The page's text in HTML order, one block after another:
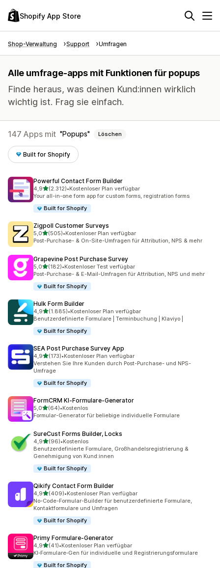
Shopify App Store
Shop-Verwaltung Support Umfragen
Alle umfrage-apps mit Funktionen für popups
Finde heraus, was deinen Kund:innen wirklich
wichtig ist. Frag sie einfach.
147 Apps mit Popups Löschen
Built for Shopify
Powerful Contact Form Builder
4,9von 5 Sternen
(2.312)
2312 Rezensionen insgesamt
•Kostenloser Plan verfügbar
Your all-in-one form app for custom forms, registration forms
Built for Shopify
Zigpoll Customer Surveys
5,0von 5 Sternen
(505)
505 Rezensionen insgesamt
•Kostenloser Plan verfügbar
Post-Purchase- & On-Site-Umfragen für Attribution, NPS & mehr
Grapevine Post Purchase Survey
5,0von 5 Sternen
(182)
182 Rezensionen insgesamt
•Kostenloser Test verfügbar
Post-Purchase- & E-Mail-Umfragen für Attribution, NPS und mehr
Built for Shopify
Hulk Form Builder
4,9von 5 Sternen
(1.885)
1885 Rezensionen insgesamt
•Kostenloser Plan verfügbar
Benutzerdefinierte Formulare | Terminbuchung | Klaviyo |
Built for Shopify
SEA Post Purchase Survey App
4,9von 5 Sternen
(173)
173 Rezensionen insgesamt
•Kostenloser Plan verfügbar
Verstehen Sie Ihre Kunden durch Post-Purchase- und NPS-
Umfrage
Built for Shopify
FormCRM KI‑Formulare‑Generator
5,0von 5 Sternen
(64)
64 Rezensionen insgesamt
•Kostenlos
Formular-Generator für beliebige individuelle Formulare
SureCust Forms Builder, Locks
4,9von 5 Sternen
(96)
96 Rezensionen insgesamt
•Kostenlos
Benutzerdefinierte Formulare, Großhandelsregistrierung &
Genehmigung von Kund:innen
Built for Shopify
Qikify Contact Form Builder
4,9von 5 Sternen
(409)
409 Rezensionen insgesamt
•Kostenloser Plan verfügbar
No-Code-Formular-Builder für benutzerdefinierte Formulare,
Kontaktformulare und Umfragen
Built for Shopify
Primy Formulare‑Generator
4,9von 5 Sternen
(41)
41 Rezensionen insgesamt
•Kostenloser Plan verfügbar
KI‑Formulare‑Gen für individuelle und Registrierungsformulare
Built for Shopify